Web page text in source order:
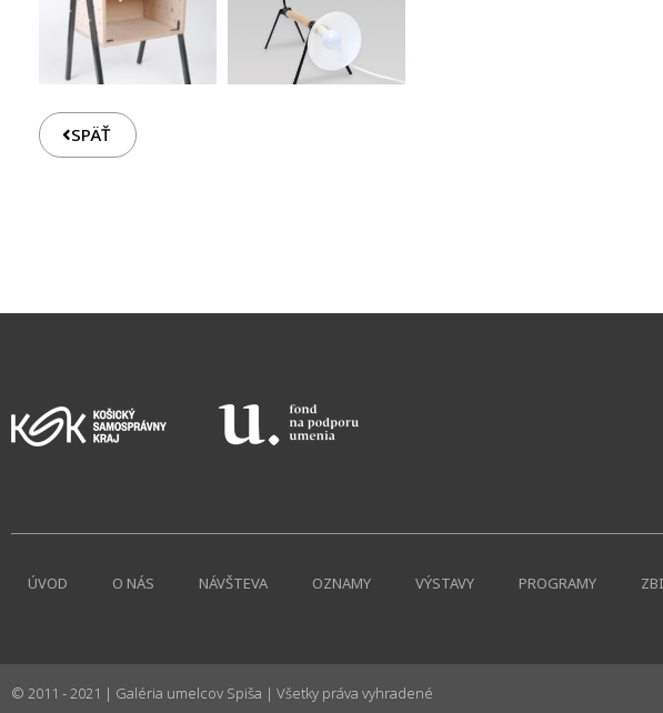
SPÄŤ
ÚVOD O NÁS NÁVŠTEVA OZNAMY VÝSTAVY PROGRAMY
© 2011 - 2021 | Galéria umelcov Spiša | Všetky práva vyhradené